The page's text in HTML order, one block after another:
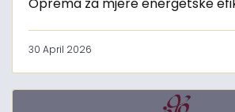
30 April 2026